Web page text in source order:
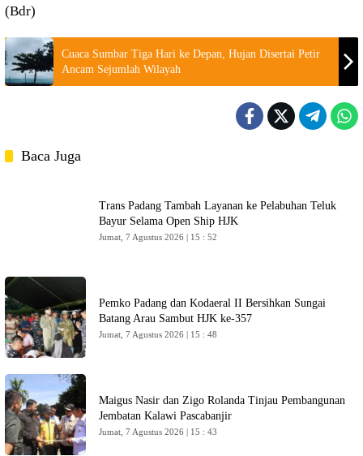
(Bdr)
Cuaca Sumbar Tiga Hari ke Depan, Hujan Disertai Petir
Ancam Sejumlah Wilayah
Baca Juga
Trans Padang Tambah Layanan ke Pelabuhan Teluk
Bayur Selama Open Ship HJK
Jumat, 7 Agustus 2026 | 15 : 52
Pemko Padang dan Kodaeral II Bersihkan Sungai
Batang Arau Sambut HJK ke-357
Jumat, 7 Agustus 2026 | 15 : 48
Maigus Nasir dan Zigo Rolanda Tinjau Pembangunan
Jembatan Kalawi Pascabanjir
Jumat, 7 Agustus 2026 | 15 : 43